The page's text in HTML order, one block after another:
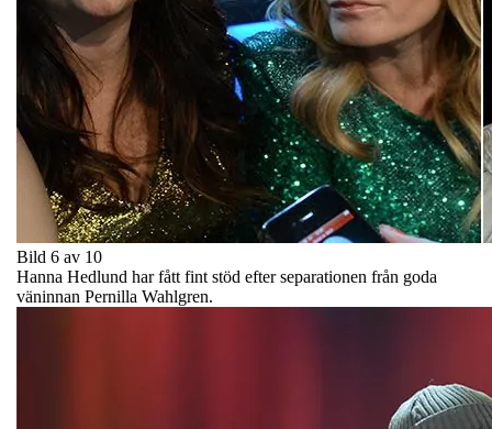
Bild 6 av 10
Hanna Hedlund har fått fint stöd efter separationen från goda
väninnan Pernilla Wahlgren.